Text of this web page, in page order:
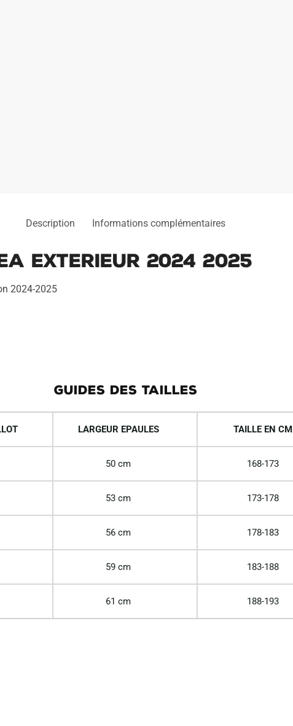
Description Informations complémentaires
Exterieur 2024 2025
2024-2025
GUIDES DES TAILLES
LARGEUR EPAULES TAILLE EN CM
50 cm 168-173
53 cm 173-178
56 cm 178-183
59 cm 183-188
61 cm 188-193